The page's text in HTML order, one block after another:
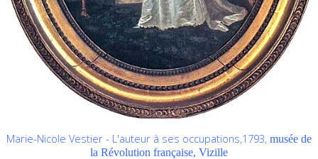
Marie-Nicole Vestier - L'auteur à ses occupations,1793, musée de
la Révolution française, Vizille